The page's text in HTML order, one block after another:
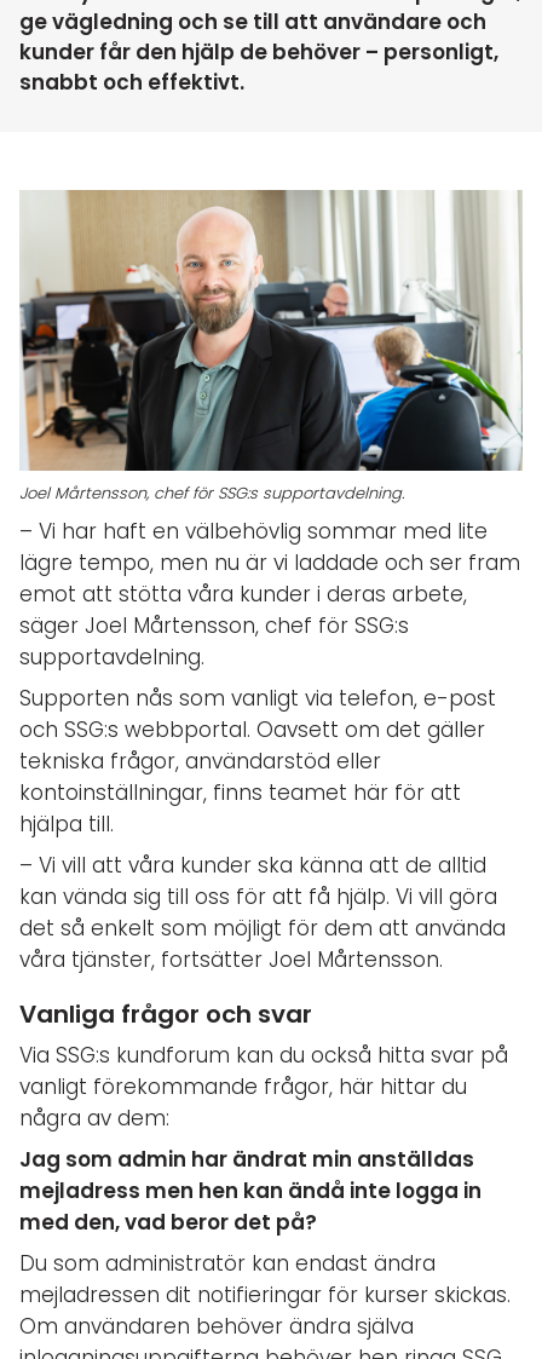
ge vägledning och se till att användare och
kunder får den hjälp de behöver – personligt,
snabbt och effektivt.
Joel Mårtensson, chef för SSG:s supportavdelning.
– Vi har haft en välbehövlig sommar med lite
lägre tempo, men nu är vi laddade och ser fram
emot att stötta våra kunder i deras arbete,
säger Joel Mårtensson, chef för SSG:s
supportavdelning.
Supporten nås som vanligt via telefon, e-post
och SSG:s webbportal. Oavsett om det gäller
tekniska frågor, användarstöd eller
kontoinställningar, finns teamet här för att
hjälpa till.
– Vi vill att våra kunder ska känna att de alltid
kan vända sig till oss för att få hjälp. Vi vill göra
det så enkelt som möjligt för dem att använda
våra tjänster, fortsätter Joel Mårtensson.
Vanliga frågor och svar
Via SSG:s kundforum kan du också hitta svar på
vanligt förekommande frågor, här hittar du
några av dem:
Jag som admin har ändrat min anställdas
mejladress men hen kan ändå inte logga in
med den, vad beror det på?
Du som administratör kan endast ändra
mejladressen dit notifieringar för kurser skickas.
Om användaren behöver ändra själva